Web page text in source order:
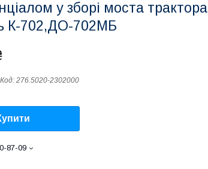
у зборі моста трактора
К-702,ДО-702МБ
Код: 276.5020-2302000
87-09